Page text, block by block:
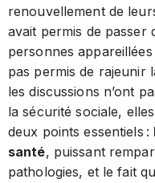
renouvellement de
avait permis de
personnes
pas permis de rajeunir
les discussions n’ont
la sécurité sociale,
deux points essentiels :
santé, puissant
pathologies, et le fait